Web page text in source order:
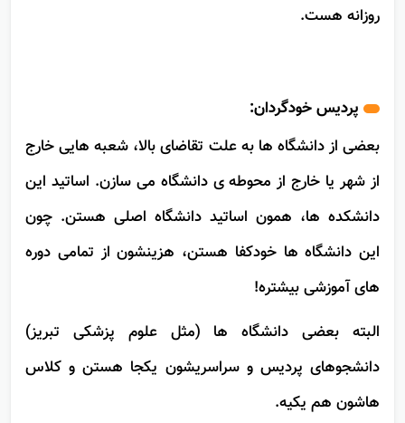
مشترک هستن و اعتبار مدرکشون شبیه اعتبار دانشگاه های
پردیس خودگردان:
بعضی از دانشگاه ها به علت تقاضای بالا، شعبه هایی خارج
از شهر یا خارج از محوطه ی دانشگاه می سازن. اساتید این
دانشکده ها، همون اساتید دانشگاه اصلی هستن. چون
این دانشگاه ها خودکفا هستن، هزینشون از تمامی دوره
های آموزشی بیشتره!
البته بعضی دانشگاه ها (مثل علوم پزشکی تبریز)
دانشجوهای پردیس و سراسریشون یکجا هستن و کلاس